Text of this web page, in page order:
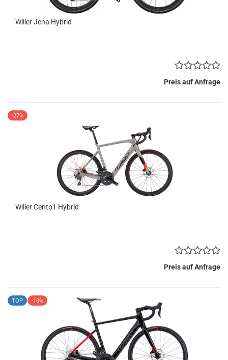
Wilier Jena Hybrid
Preis auf Anfrage
-27%
Wilier Cento1 Hybrid
Preis auf Anfrage
TOP -10%